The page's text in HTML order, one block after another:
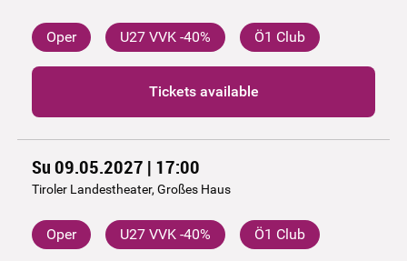
Oper U27 VVK -40% Ö1 Club
Tickets available
Su 09.05.2027 | 17:00
Tiroler Landestheater, Großes Haus
Oper U27 VVK -40% Ö1 Club